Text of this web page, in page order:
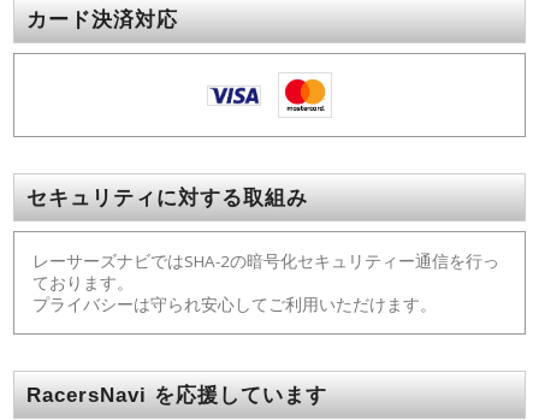
カード決済対応
セキュリティに対する取組み
レーサーズナビではSHA-2の暗号化セキュリティー通信を行っ
ております。
プライバシーは守られ安心してご利用いただけます。
RacersNavi を応援しています